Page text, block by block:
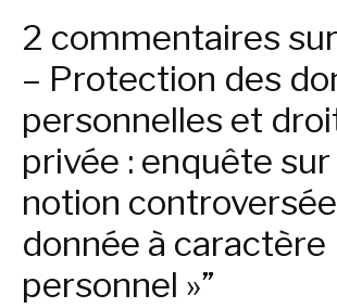
2 commentaires
– Protection des
personnelles et
privée : enquête sur
notion
donnée à caractère
personnel »”